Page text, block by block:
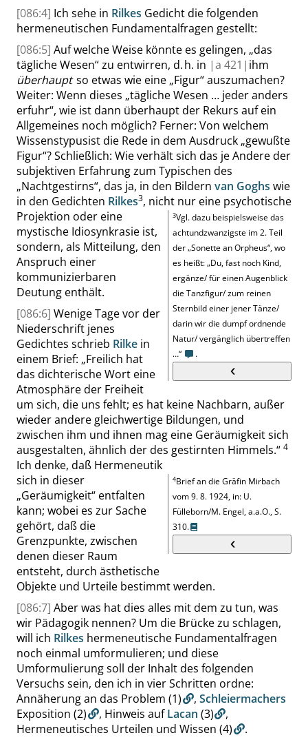
[086:4] Ich sehe in Rilkes Gedicht die folgenden
hermeneutischen Fundamentalfragen gestellt:
[086:5] Auf welche Weise könnte es gelingen, „das
tägliche Wesen“zu entwirren, d. h. in |a 421| ihm
überhauptso etwas wie eine „Figur“auszumachen?
Weiter: Wenn dieses „tägliche Wesen … jeder anders
erfuhr“, wie ist dann überhaupt der Rekurs auf ein
Allgemeines noch möglich? Ferner: Von welchem
Wissenstypusist die Rede in dem Ausdruck „gewußte
Figur“? Schließlich: Wie verhält sich das je Andere der
subjektiven Erfahrung zum Typischen des
„Nachtgestirns“, das ja, in den Bildern van Goghs wie
in den Gedichten Rilkes3
3Vgl. dazu beispielsweise das
achtundzwanzigste im 2. Teil
der„Sonette an Orpheus“, wo
es heißt:„Du, fast noch Kind,
ergänze/ für einen Augenblick
die Tanzfigur/ zum reinen
Sternbild einer jener Tänze/
darin wir die dumpf ordnende
Natur/ vergänglich übertreffen
…“ .
, nicht nur eine psychotische
Projektion oder eine
mystische Idiosynkrasie ist,
sondern, als Mitteilung, den
Anspruch einer
kommunizierbaren
Deutung enthält.
[086:6] Wenige Tage vor der
Niederschrift jenes
Gedichtes schrieb Rilke in
einem Brief: „Freilich hat
das dichterische Wort eine
Atmosphäre der Freiheit
um sich, die uns fehlt; es hat keine Nachbarn, außer
wieder andere gleichwertige Bildungen, und
zwischen ihm und ihnen mag eine Geräumigkeit sich
ausgestalten, ähnlich der des gestirnten Himmels.“ 4
4Brief an die Gräfin Mirbach
vom 9. 8. 1924, in: U.
Fülleborn/M. Engel, a.a.O.,S.
310.
Ich denke, daß Hermeneutik
sich in dieser
„Geräumigkeit“ entfalten
kann; wobei es zur Sache
gehört, daß die
Grenzpunkte, zwischen
denen dieser Raum
entsteht, durch ästhetische
Objekte und Urteile bestimmt werden.
[086:7] Aber was hat dies alles mit dem zu tun, was
wir Pädagogik nennen? Um die Brücke zu schlagen,
will ich Rilkes hermeneutische Fundamentalfragen
noch einmal umformulieren; und diese
Umformulierung soll der Inhalt des folgenden
Versuchs sein, den ich in vier Schritten ordne:
Annäherung an das Problem (1) , Schleiermachers
Exposition (2) , Hinweis aufLacan (3)
,
Hermeneutisches Urteilen und Wissen (4)
.